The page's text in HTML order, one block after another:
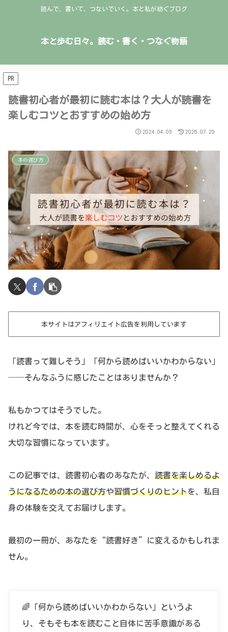
読んで、書いて、つないでいく。本と私が紡ぐブログ
本と歩む日々。読む・書く・つなぐ物語
PR
読書初心者が最初に読む本は？大人が読書を
楽しむコツとおすすめの始め方
2024.04.05 2026.07.29
本の選び方
本サイトはアフィリエイト広告を利用しています
「読書って難しそう」「何から読めばいいかわからない」
──そんなふうに感じたことはありませんか？
私もかつてはそうでした。
けれど今では、本を読む時間が、心をそっと整えてくれる
大切な習慣になっています。
この記事では、読書初心者のあなたが、 読書を楽しめるよ
うになるための本の選び方や習慣づくりのヒントを、私自
身の体験を交えてお届けします。
最初の一冊が、あなたを“読書好き”に変えるかもしれま
せん。
🌈「何から読めばいいかわからない」というよ
り、そもそも本を読むこと自体に苦手意識がある